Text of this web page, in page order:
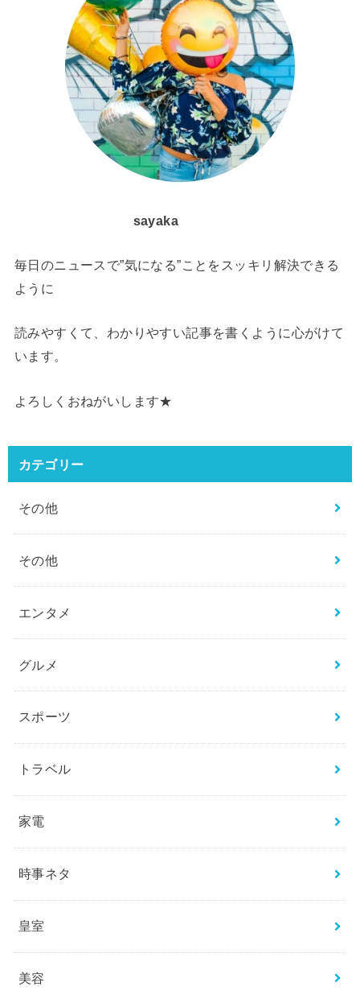
sayaka
毎日のニュースで”気になる”ことをスッキリ解決できる
ように
読みやすくて、わかりやすい記事を書くように心がけて
います。
よろしくおねがいします★
カテゴリー
その他
その他
エンタメ
グルメ
スポーツ
トラベル
家電
時事ネタ
皇室
美容